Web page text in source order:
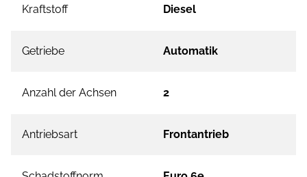
Kraftstoff Diesel
Getriebe Automatik
Anzahl der Achsen 2
Antriebsart Frontantrieb